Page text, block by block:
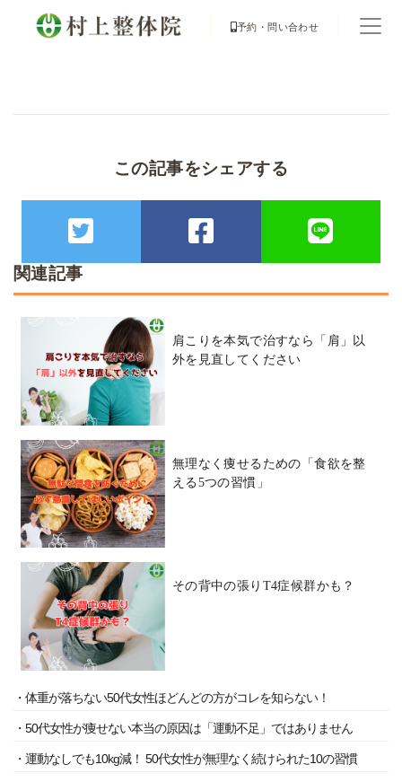
予約・問い合わせ
この記事をシェアする
関連記事
肩こりを本気で治すなら「肩」以
外を見直してください
無理なく痩せるための「食欲を整
える5つの習慣」
その背中の張りT4症候群かも？
・体重が落ちない50代女性ほどんどの方がコレを知らない！
・50代女性が痩せない本当の原因は「運動不足」ではありません
・運動なしでも10kg減！ 50代女性が無理なく続けられた10の習慣